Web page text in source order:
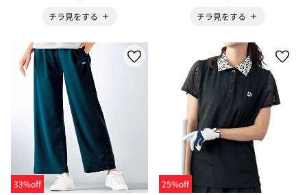
チラ見をする
チラ見をする
33%off
25%off